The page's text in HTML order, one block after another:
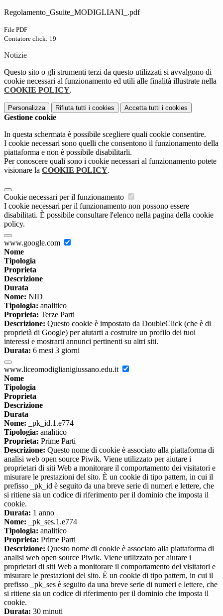
Regolamento_Gsuite_MODIGLIANI_.pdf
File PDF
Contatore click: 19
Notizie
Questo sito o gli strumenti terzi da questo utilizzati si avvalgono di
cookie necessari al funzionamento ed utili alle finalità illustrate nella
COOKIE POLICY.
Personalizza Rifiuta tutti i cookies Accetta tutti i cookies
Gestione cookie
In questa schermata è possibile scegliere quali cookie consentire.
I cookie necessari sono quelli che consentono il funzionamento della
piattaforma e non è possibile disabilitarli.
Per conoscere quali sono i cookie necessari al funzionamento potete
visionare la COOKIE POLICY.
Cookie necessari per il funzionamento
I cookie necessari per il funzionamento non possono essere
disabilitati. È possibile consultare l'elenco nella pagina della cookie
policy.
www.google.com
Nome
Tipologia
Proprieta
Descrizione
Durata
Nome: NID
Tipologia: analitico
Proprieta: Terze Parti
Descrizione: Questo cookie è impostato da DoubleClick (che è di
proprietà di Google) per aiutarti a costruire un profilo dei tuoi
interessi e mostrarti annunci pertinenti su altri siti.
Durata: 6 mesi 3 giorni
www.liceomodiglianigiussano.edu.it
Nome
Tipologia
Proprieta
Descrizione
Durata
Nome: _pk_id.1.e774
Tipologia: analitico
Proprieta: Prime Parti
Descrizione: Questo nome di cookie è associato alla piattaforma di
analisi web open source Piwik. Viene utilizzato per aiutare i
proprietari di siti Web a monitorare il comportamento dei visitatori e
misurare le prestazioni del sito. È un cookie di tipo pattern, in cui il
prefisso _pk_id è seguito da una breve serie di numeri e lettere, che
si ritiene sia un codice di riferimento per il dominio che imposta il
cookie.
Durata: 1 anno
Nome: _pk_ses.1.e774
Tipologia: analitico
Proprieta: Prime Parti
Descrizione: Questo nome di cookie è associato alla piattaforma di
analisi web open source Piwik. Viene utilizzato per aiutare i
proprietari di siti Web a monitorare il comportamento dei visitatori e
misurare le prestazioni del sito. È un cookie di tipo pattern, in cui il
prefisso _pk_ses è seguito da una breve serie di numeri e lettere, che
si ritiene sia un codice di riferimento per il dominio che imposta il
cookie.
Durata: 30 minuti